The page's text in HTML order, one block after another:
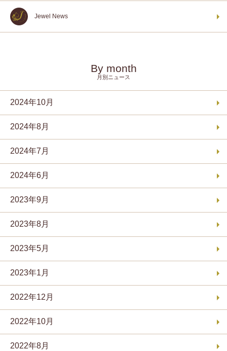
Jewel News
By month
月別ニュース
2024年10月
2024年8月
2024年7月
2024年6月
2023年9月
2023年8月
2023年5月
2023年1月
2022年12月
2022年10月
2022年8月